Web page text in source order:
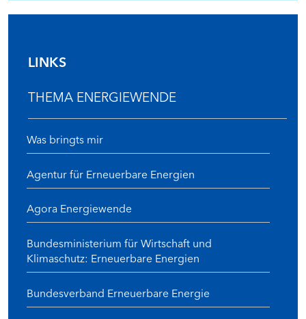
LINKS
THEMA ENERGIEWENDE
Was bringts mir
Agentur für Erneuerbare Energien
Agora Energiewende
Bundesministerium für Wirtschaft und
Klimaschutz: Erneuerbare Energien
Bundesverband Erneuerbare Energie